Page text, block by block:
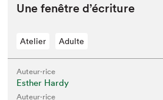
Une fenêtre d’écriture
Atelier Adulte
Auteur·rice
Esther Hardy
Auteur·rice